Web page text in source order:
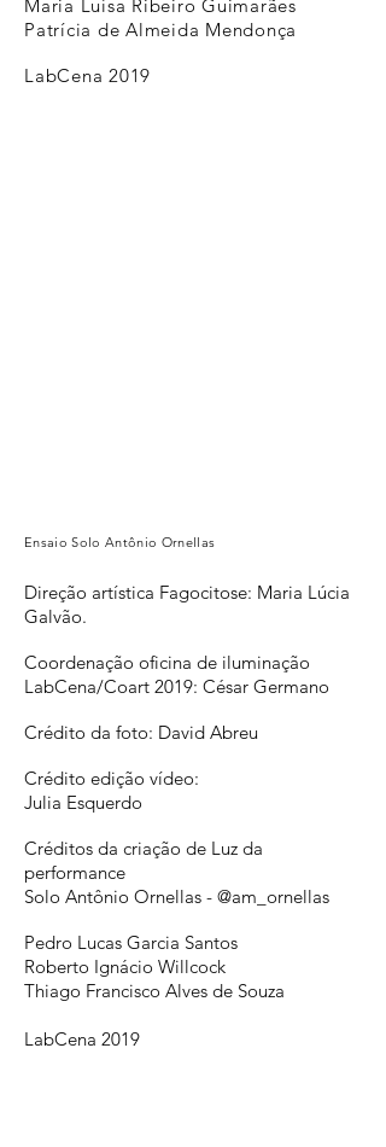
Ensaio Solo Antônio Ornellas
Maria Luísa Ribeiro Guimarães
Patrícia de Almeida Mendonça
LabCena 2019
Direção artística Fagocitose: Maria Lúcia
Galvão.
Coordenação oficina de iluminação
LabCena/Coart 2019: César Germano
Crédito da foto: David Abreu
Crédito edição vídeo:
Julia Esquerdo
Créditos da criação de Luz da
performance
Solo Antônio Ornellas - @am_ornellas
Pedro Lucas Garcia Santos
Roberto Ignácio Willcock
Thiago Francisco Alves de Souza
LabCena 2019